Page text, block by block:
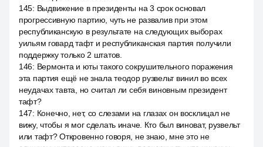
145: Выдвижение в президенты на 3 срок основал
прогрессивную партию, чуть не развалив при этом
республиканскую в результате на следующих выборах
уильям говард тафт и республиканская партия получили
поддержку только 2 штатов.
146: Вермонта и юты такого сокрушительного поражения
эта партия ещё не знала теодор рузвельт винил во всех
неудачах тавта, но считал ли себя виновным президент
тафт?
147: Конечно, нет, со слезами на глазах он восклицал не
вижу, чтобы я мог сделать иначе. Кто был виноват, рузвельт
или тафт? Откровенно говоря, не знаю, мне это не